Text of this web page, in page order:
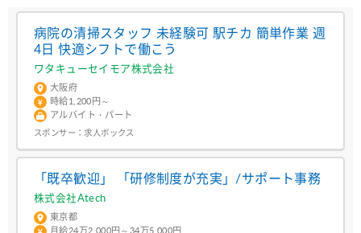
病院の清掃スタッフ 未経験可 駅チカ 簡単作業 週
4日 快適シフトで働こう
ワタキューセイモア株式会社
大阪府
時給1,200円～
アルバイト・パート
スポンサー：求人ボックス
「既卒歓迎」 「研修制度が充実」/サポート事務
株式会社Atech
東京都
月給24万2,000円～34万5,000円